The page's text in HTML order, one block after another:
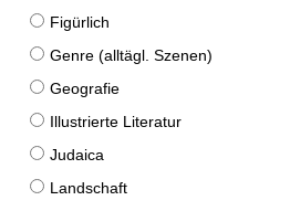
Figürlich
Genre (alltägl. Szenen)
Geografie
Illustrierte Literatur
Judaica
Landschaft